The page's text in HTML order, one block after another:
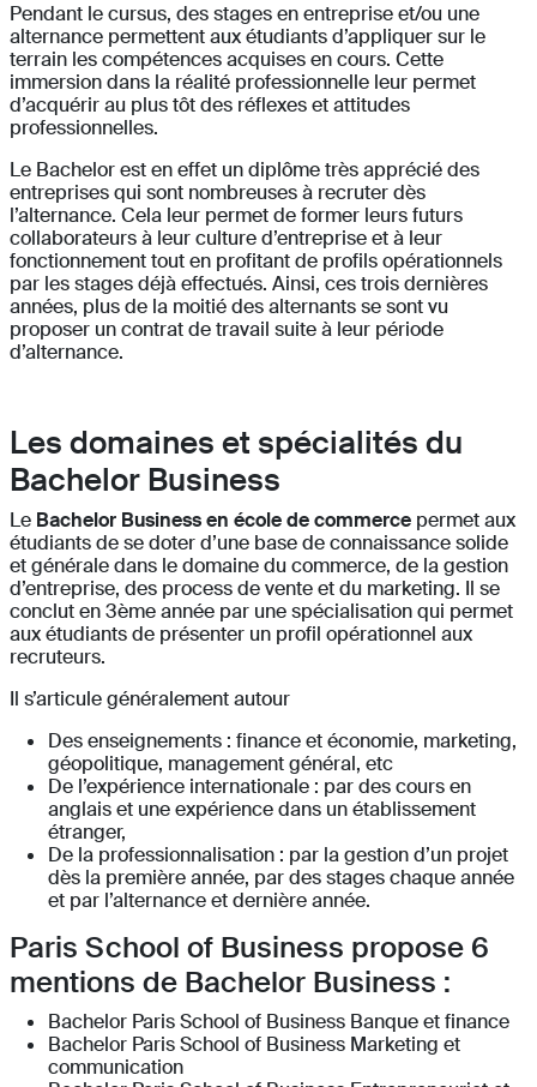
Pendant le cursus, des stages en entreprise et/ou une
alternance permettent aux étudiants d’appliquer sur le
terrain les compétences acquises en cours. Cette
immersion dans la réalité professionnelle leur permet
d’acquérir au plus tôt des réflexes et attitudes
professionnelles.
Le Bachelor est en effet un diplôme très apprécié des
entreprises qui sont nombreuses à recruter dès
l’alternance. Cela leur permet de former leurs futurs
collaborateurs à leur culture d’entreprise et à leur
fonctionnement tout en profitant de profils opérationnels
par les stages déjà effectués. Ainsi, ces trois dernières
années, plus de la moitié des alternants se sont vu
proposer un contrat de travail suite à leur période
d’alternance.
Les domaines et spécialités du
Bachelor Business
Le Bachelor Business en école de commerce permet aux
étudiants de se doter d’une base de connaissance solide
et générale dans le domaine du commerce, de la gestion
d’entreprise, des process de vente et du marketing. Il se
conclut en 3ème année par une spécialisation qui permet
aux étudiants de présenter un profil opérationnel aux
recruteurs.
Il s’articule généralement autour
Des enseignements : finance et économie, marketing,
géopolitique, management général, etc
De l’expérience internationale : par des cours en
anglais et une expérience dans un établissement
étranger,
De la professionnalisation : par la gestion d’un projet
dès la première année, par des stages chaque année
et par l’alternance et dernière année.
Paris School of Business propose 6
mentions de Bachelor Business :
Bachelor Paris School of Business Banque et finance
Bachelor Paris School of Business Marketing et
communication